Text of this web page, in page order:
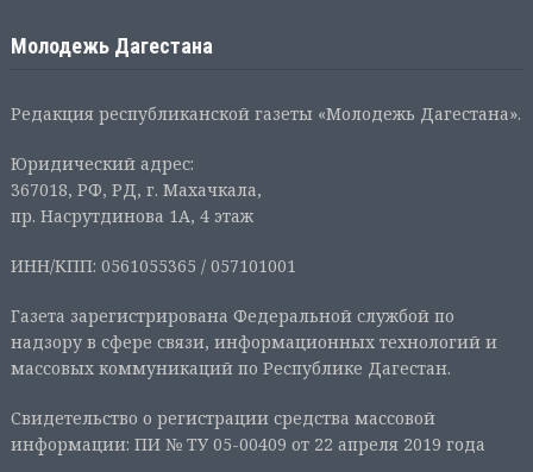
Молодежь Дагестана
Редакция республиканской газеты «Молодежь Дагестана».
Юридический адрес:
367018, РФ, РД, г. Махачкала,
пр. Насрутдинова 1А, 4 этаж
ИНН/КПП: 0561055365 / 057101001
Газета зарегистрирована Федеральной службой по
надзору в сфере связи, информационных технологий и
массовых коммуникаций по Республике Дагестан.
Свидетельство о регистрации средства массовой
информации: ПИ № ТУ 05-00409 от 22 апреля 2019 года